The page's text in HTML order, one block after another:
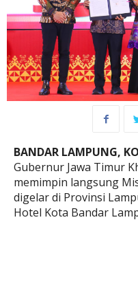
BANDAR LAMPUNG,
Gubernur Jawa Timur
memimpin langsung
digelar di Provinsi
Hotel Kota Bandar